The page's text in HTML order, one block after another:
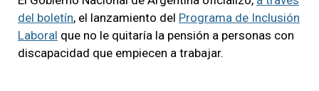
del boletín, el lanzamiento del Programa de Inclusión
Laboral que no le quitaría la pensión a personas con
discapacidad que empiecen a trabajar.